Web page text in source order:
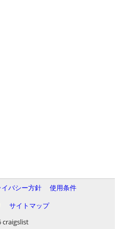
イバシー方針
使用条件
サイトマップ
craigslist